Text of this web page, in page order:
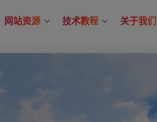
网站资源 技术教程 关于我们